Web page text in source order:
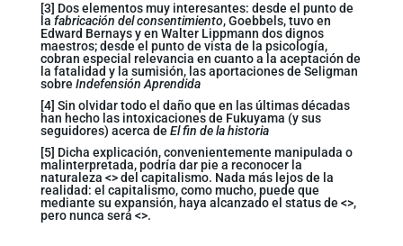
[3] Dos elementos muy interesantes: desde el punto de
la fabricación del consentimiento, Goebbels, tuvo en
Edward Bernays y en Walter Lippmann dos dignos
maestros; desde el punto de vista de la psicología,
cobran especial relevancia en cuanto a la aceptación de
la fatalidad y la sumisión, las aportaciones de Seligman
sobre Indefensión Aprendida
[4] Sin olvidar todo el daño que en las últimas décadas
han hecho las intoxicaciones de Fukuyama (y sus
seguidores) acerca de El fin de la historia
[5] Dicha explicación, convenientemente manipulada o
malinterpretada, podría dar pie a reconocer la
naturaleza <> del capitalismo. Nada más lejos de la
realidad: el capitalismo, como mucho, puede que
mediante su expansión, haya alcanzado el status de <>,
pero nunca será <>.